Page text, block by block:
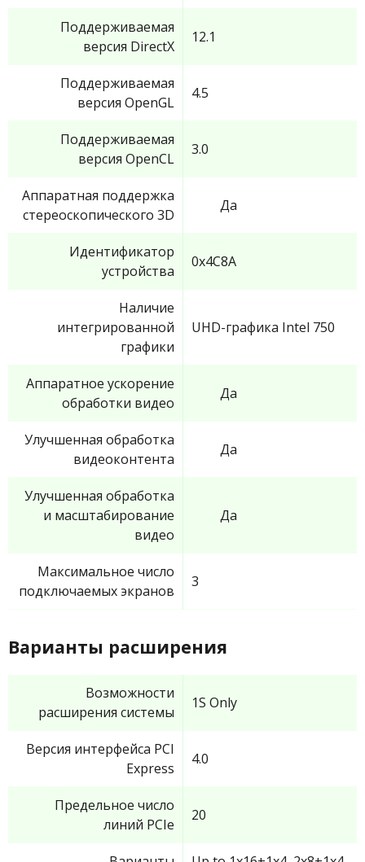
Поддерживаемая
версия DirectX
12.1
Поддерживаемая
версия OpenGL
4.5
Поддерживаемая
версия OpenCL
3.0
Аппаратная поддержка
стереоскопического 3D
Да
Идентификатор
устройства
0x4C8A
Наличие
интегрированной
графики
UHD-графика Intel 750
Аппаратное ускорение
обработки видео
Да
Улучшенная обработка
видеоконтента
Да
Улучшенная обработка
и масштабирование
видео
Да
Максимальное число
подключаемых экранов
3
Варианты расширения
Возможности
расширения системы
1S Only
Версия интерфейса PCI
Express
4.0
Предельное число
линий PCIe
20